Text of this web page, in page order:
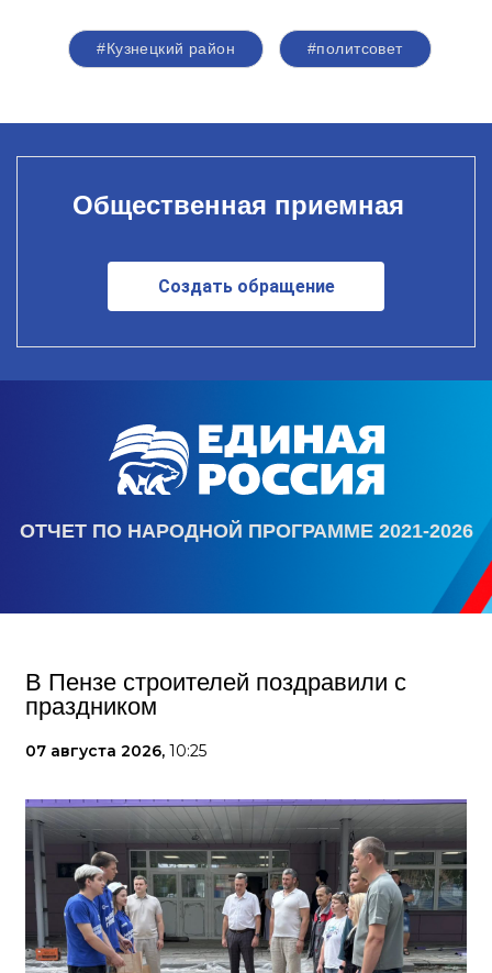
#Кузнецкий район #политсовет
Общественная приемная
Создать обращение
ОТЧЕТ ПО НАРОДНОЙ ПРОГРАММЕ 2021-2026
В Пензе строителей поздравили с
праздником
07 августа 2026, 10:25